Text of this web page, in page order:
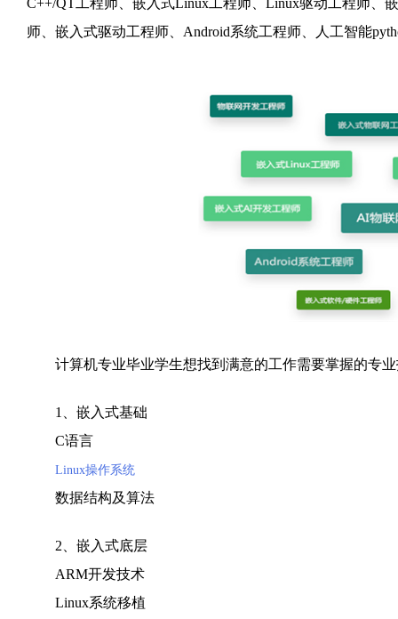
C++/QT工程师、嵌入式Linux工程师、Linux驱动工程师
师、嵌入式驱动工程师、Android系统工程师、人工智能
计算机专业毕业学生想找到满意的工作需要掌握的专业
1、嵌入式基础
C语言
Linux操作系统
数据结构及算法
2、嵌入式底层
ARM开发技术
Linux系统移植